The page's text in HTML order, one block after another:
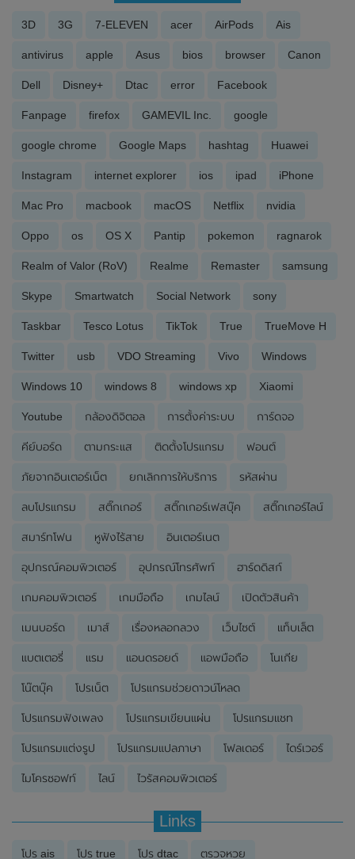
3D 3G 7-ELEVEN acer AirPods Ais
antivirus apple Asus bios browser Canon
Dell Disney+ Dtac error Facebook
Fanpage firefox GAMEVIL Inc. google
google chrome Google Maps hashtag Huawei
Instagram internet explorer ios ipad iPhone
Mac Pro macbook macOS Netflix nvidia
Oppo os OS X Pantip pokemon ragnarok
Realm of Valor (RoV) Realme Remaster samsung
Skype Smartwatch Social Network sony
Taskbar Tesco Lotus TikTok True TrueMove H
Twitter usb VDO Streaming Vivo Windows
Windows 10 windows 8 windows xp Xiaomi
Youtube กล้องดิจิตอล การตั้งค่าระบบ การ์ดจอ
คีย์บอร์ด ตามกระแส ติดตั้งโปรแกรม ฟอนต์
ภัยจากอินเตอร์เน็ต ยกเลิกการให้บริการ รหัสผ่าน
ลบโปรแกรม สติ๊กเกอร์ สติ๊กเกอร์เฟสบุ๊ค สติ๊กเกอร์ไลน์
สมาร์ทโฟน หูฟังไร้สาย อินเตอร์เนต
อุปกรณ์คอมพิวเตอร์ อุปกรณ์โทรศัพท์ ฮาร์ดดิสก์
เกมคอมพิวเตอร์ เกมมือถือ เกมไลน์ เปิดตัวสินค้า
เมนบอร์ด เมาส์ เรื่องหลอกลวง เว็บไซต์ แท็บเล็ต
แบตเตอรี่ แรม แอนดรอยด์ แอพมือถือ โนเกีย
โน๊ตบุ๊ค โปรเน็ต โปรแกรมช่วยดาวน์โหลด
โปรแกรมฟังเพลง โปรแกรมเขียนแผ่น โปรแกรมแชท
โปรแกรมแต่งรูป โปรแกรมแปลภาษา โฟลเดอร์ ไดร์เวอร์
ไมโครซอฟท์ ไลน์ ไวรัสคอมพิวเตอร์
Links
โปร ais โปร true โปร dtac ตรวจหวย